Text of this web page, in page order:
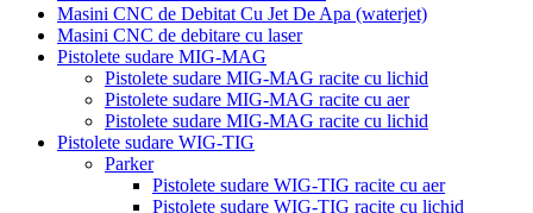
Masini CNC de Debitat Cu Jet De Apa (waterjet)
Masini CNC de debitare cu laser
Pistolete sudare MIG-MAG
Pistolete sudare MIG-MAG racite cu lichid
Pistolete sudare MIG-MAG racite cu aer
Pistolete sudare MIG-MAG racite cu lichid
Pistolete sudare WIG-TIG
Parker
Pistolete sudare WIG-TIG racite cu aer
Pistolete sudare WIG-TIG racite cu lichid